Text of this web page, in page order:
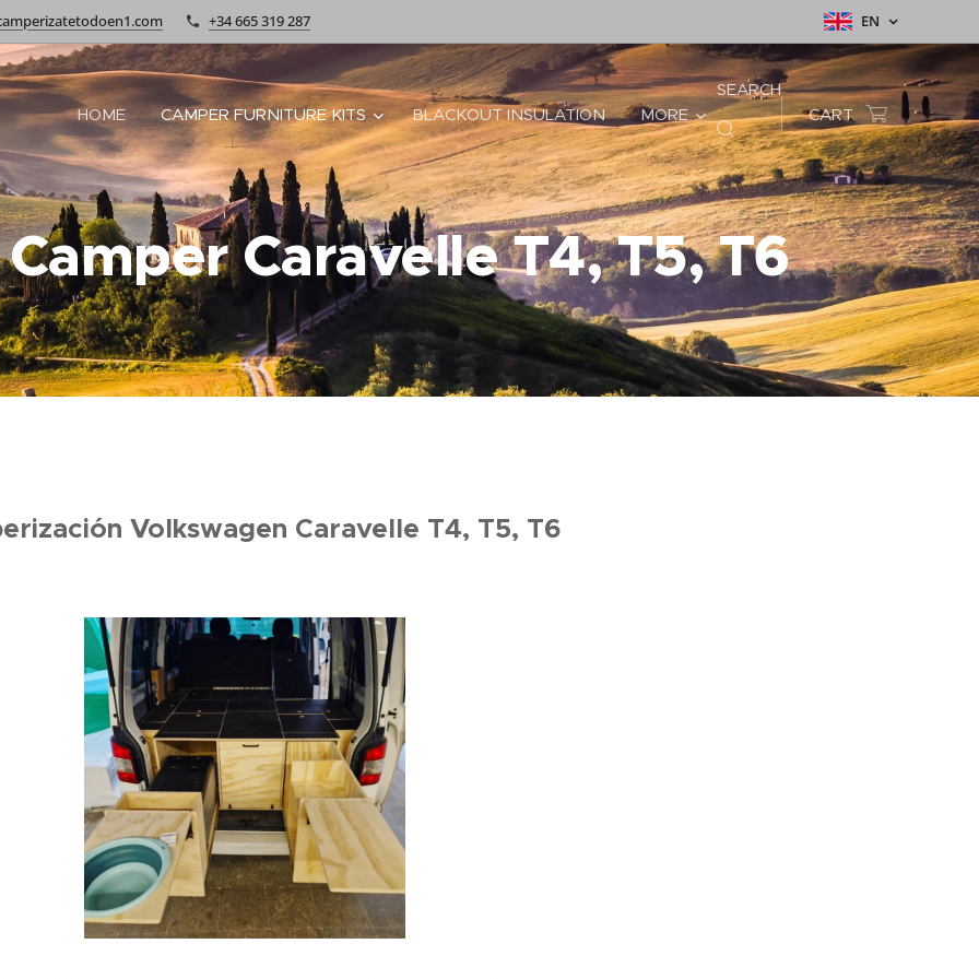
+34 665 319 287 EN
HOME CAMPER FURNITURE KITS BLACKOUT INSULATION MORE
SEARCH
CART
Caravelle T4, T5, T6
Volkswagen Caravelle T4, T5, T6